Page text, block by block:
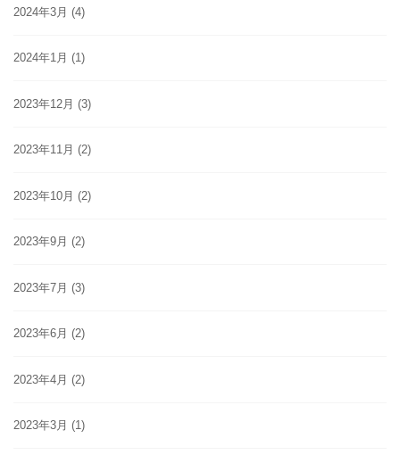
2024年3月 (4)
2024年1月 (1)
2023年12月 (3)
2023年11月 (2)
2023年10月 (2)
2023年9月 (2)
2023年7月 (3)
2023年6月 (2)
2023年4月 (2)
2023年3月 (1)